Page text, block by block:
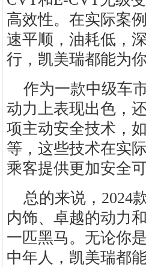
高效性。在实际案
速平顺，油耗低，
行，凯美瑞都能为
作为一款中级车
动力上表现出色，
项主动安全技术，
等，这些技术在实
乘客提供更加安全
总的来说，2024
内饰、卓越的动力
一匹黑马。无论你
中年人，凯美瑞都